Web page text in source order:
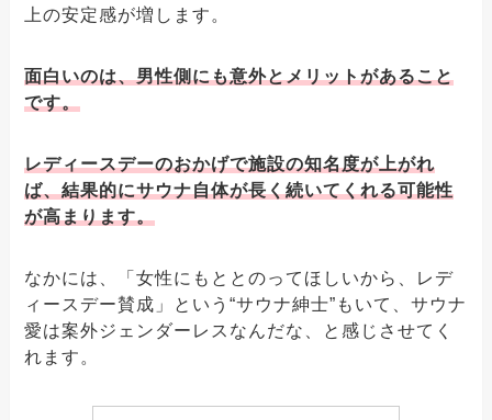
上の安定感が増します。
面白いのは、男性側にも意外とメリットがあること
です。
レディースデーのおかげで施設の知名度が上がれ
ば、結果的にサウナ自体が長く続いてくれる可能性
が高まります。
なかには、「女性にもととのってほしいから、レデ
ィースデー賛成」という“サウナ紳士”もいて、サウナ
愛は案外ジェンダーレスなんだな、と感じさせてく
れます。